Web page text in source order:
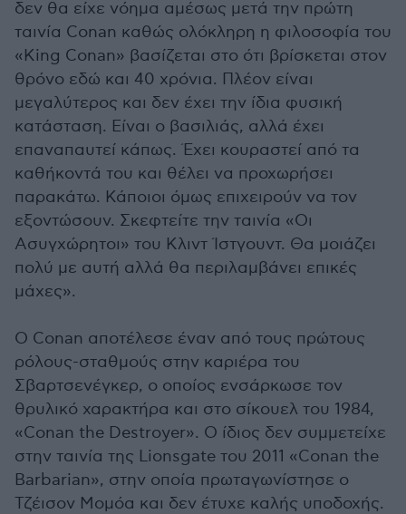
δεν θα είχε νόημα αμέσως μετά την πρώτη
ταινία Conan καθώς ολόκληρη η φιλοσοφία του
«King Conan» βασίζεται στο ότι βρίσκεται στον
θρόνο εδώ και 40 χρόνια. Πλέον είναι
μεγαλύτερος και δεν έχει την ίδια φυσική
κατάσταση. Είναι ο βασιλιάς, αλλά έχει
επαναπαυτεί κάπως. Έχει κουραστεί από τα
καθήκοντά του και θέλει να προχωρήσει
παρακάτω. Κάποιοι όμως επιχειρούν να τον
εξοντώσουν. Σκεφτείτε την ταινία «Οι
Ασυγχώρητοι» του Κλιντ Ίστγουντ. Θα μοιάζει
πολύ με αυτή αλλά θα περιλαμβάνει επικές
μάχες».
Ο Conan αποτέλεσε έναν από τους πρώτους
ρόλους-σταθμούς στην καριέρα του
Σβαρτσενέγκερ, ο οποίος ενσάρκωσε τον
θρυλικό χαρακτήρα και στο σίκουελ του 1984,
«Conan the Destroyer». Ο ίδιος δεν συμμετείχε
στην ταινία της Lionsgate του 2011 «Conan the
Barbarian», στην οποία πρωταγωνίστησε ο
Τζέισον Μομόα και δεν έτυχε καλής υποδοχής.